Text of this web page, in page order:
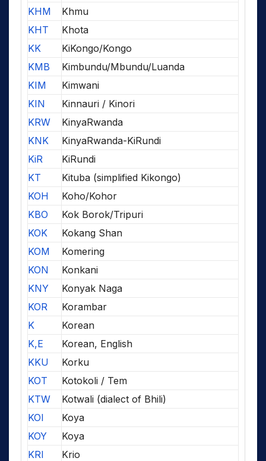
KHM
Khmu
KHT
Khota
KK
KiKongo/Kongo
KMB
Kimbundu/Mbundu/Luanda
KIM
Kimwani
KIN
Kinnauri / Kinori
KRW
KinyaRwanda
KNK
KinyaRwanda-KiRundi
KiR
KiRundi
KT
Kituba (simplified Kikongo)
KOH
Koho/Kohor
KBO
Kok Borok/Tripuri
KOK
Kokang Shan
KOM
Komering
KON
Konkani
KNY
Konyak Naga
KOR
Korambar
K
Korean
K,E
Korean, English
KKU
Korku
KOT
Kotokoli / Tem
KTW
Kotwali (dialect of Bhili)
KOI
Koya
KOY
Koya
KRI
Krio